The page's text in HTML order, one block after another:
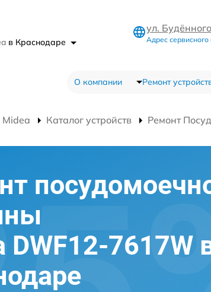
в Краснодаре
ул.
Адрес
О компании Ремонт
Каталог устройств Ремонт
DWF12-7617W